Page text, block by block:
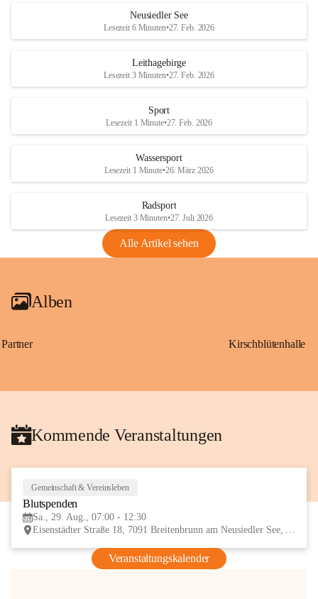
S
und den daraus folgenden wirtschaftlichen
Maßnahmen zur Bekämpfung
Rebe und der Amerikanischen
Anhang VBl. EU Nr. 18
1 Seite•1,4 MB
VBl. EU Nr. 18_2026
r
S
Neusiedler See
Lesezeit 6 Minuten•27. Feb. 2026
Leithagebirge
Lesezeit 3 Minuten•27. Feb. 2026
Sport
Lesezeit 1 Minute•27. Feb. 2026
Wassersport
Lesezeit 1 Minute•26. März 2026
Radsport
Lesezeit 3 Minuten•27. Juli 2026
Alle Artikel sehen
Alben
Partner Kirschblütenhalle
Kommende Veranstaltungen
Gemeinschaft & Vereinsleben
Blutspenden
Sa., 29. Aug., 07:00 - 12:30
Eisenstädter Straße 18, 7091 Breitenbrunn am Neusiedler See, AUT
Veranstaltungskalender